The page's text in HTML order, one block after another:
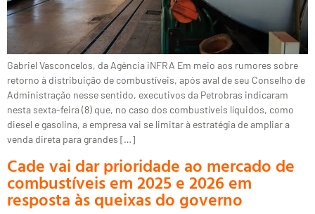
Gabriel Vasconcelos, da Agência iNFRA Em meio aos rumores sobre
retorno à distribuição de combustíveis, após aval de seu Conselho de
Administração nesse sentido, executivos da Petrobras indicaram
nesta sexta-feira (8) que, no caso dos combustíveis líquidos, como
diesel e gasolina, a empresa vai se limitar à estratégia de ampliar a
venda direta para grandes […]
Cade vai dar prioridade ao mercado de
combustíveis em 2025 e 2026 em
resposta às queixas do governo